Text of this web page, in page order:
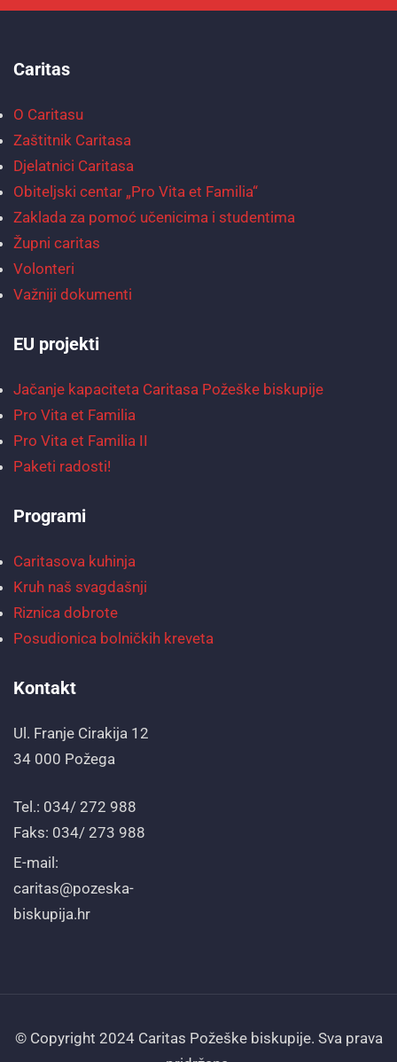
Caritas
O Caritasu
Zaštitnik Caritasa
Djelatnici Caritasa
Obiteljski centar „Pro Vita et Familia“
Zaklada za pomoć učenicima i studentima
Župni caritas
Volonteri
Važniji dokumenti
EU projekti
Jačanje kapaciteta Caritasa Požeške biskupije
Pro Vita et Familia
Pro Vita et Familia II
Paketi radosti!
Programi
Caritasova kuhinja
Kruh naš svagdašnji
Riznica dobrote
Posudionica bolničkih kreveta
Kontakt
Ul. Franje Cirakija 12
34 000 Požega
Tel.: 034/ 272 988
Faks: 034/ 273 988
E-mail:
caritas@pozeska-
biskupija.hr
© Copyright 2024 Caritas Požeške biskupije. Sva prava